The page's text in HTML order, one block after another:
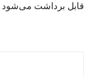
قابل برداشت می‌شود